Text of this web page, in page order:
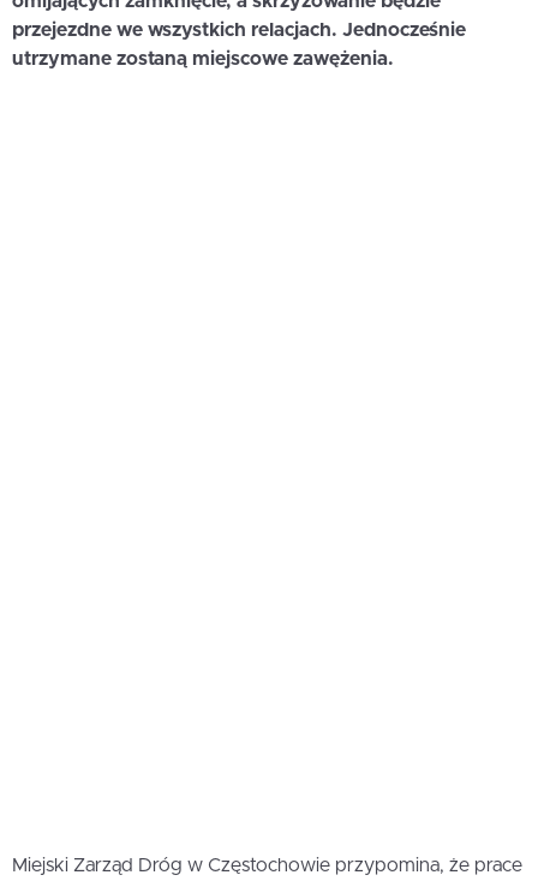
przejezdne we wszystkich relacjach. Jednocześnie
utrzymane zostaną miejscowe zawężenia.
Miejski Zarząd Dróg w Częstochowie przypomina, że prace